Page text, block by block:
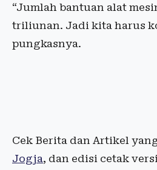
“Jumlah bantuan alat
triliunan. Jadi kita harus
pungkasnya.
Cek Berita dan Artikel
Jogja, dan edisi cetak